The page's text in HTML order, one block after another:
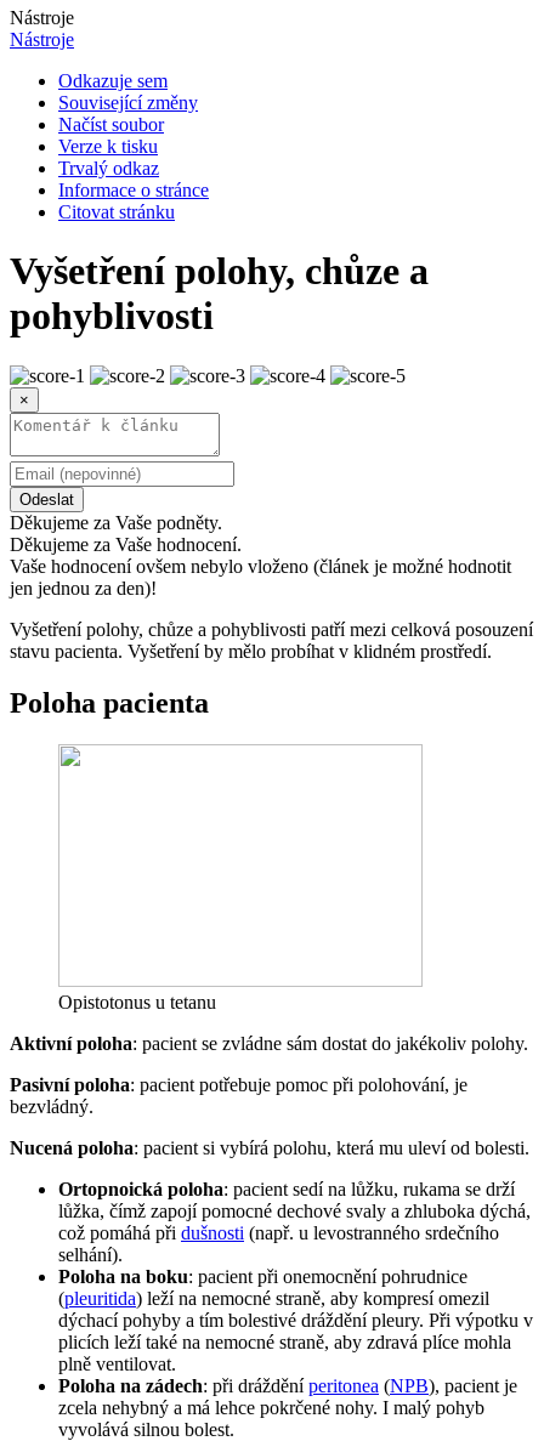
Nástroje
Nástroje
Odkazuje sem
Související změny
Načíst soubor
Verze k tisku
Trvalý odkaz
Informace o stránce
Citovat stránku
Vyšetření polohy, chůze a
pohyblivosti
×
Odeslat
Děkujeme za Vaše podněty.
Děkujeme za Vaše hodnocení.
Vaše hodnocení ovšem nebylo vloženo (článek je možné hodnotit
jen jednou za den)!
Vyšetření polohy, chůze a pohyblivosti patří mezi celková posouzení
stavu pacienta. Vyšetření by mělo probíhat v klidném prostředí.
Poloha pacienta
Opistotonus u tetanu
Aktivní poloha: pacient se zvládne sám dostat do jakékoliv polohy.
Pasivní poloha: pacient potřebuje pomoc při polohování, je
bezvládný.
Nucená poloha: pacient si vybírá polohu, která mu uleví od bolesti.
Ortopnoická poloha: pacient sedí na lůžku, rukama se drží
lůžka, čímž zapojí pomocné dechové svaly a zhluboka dýchá,
což pomáhá při dušnosti (např. u levostranného srdečního
selhání).
Poloha na boku: pacient při onemocnění pohrudnice
(pleuritida) leží na nemocné straně, aby kompresí omezil
dýchací pohyby a tím bolestivé dráždění pleury. Při výpotku v
plicích leží také na nemocné straně, aby zdravá plíce mohla
plně ventilovat.
Poloha na zádech: při drážděníperitonea (NPB), pacient je
zcela nehybný a má lehce pokrčené nohy. I malý pohyb
vyvolává silnou bolest.